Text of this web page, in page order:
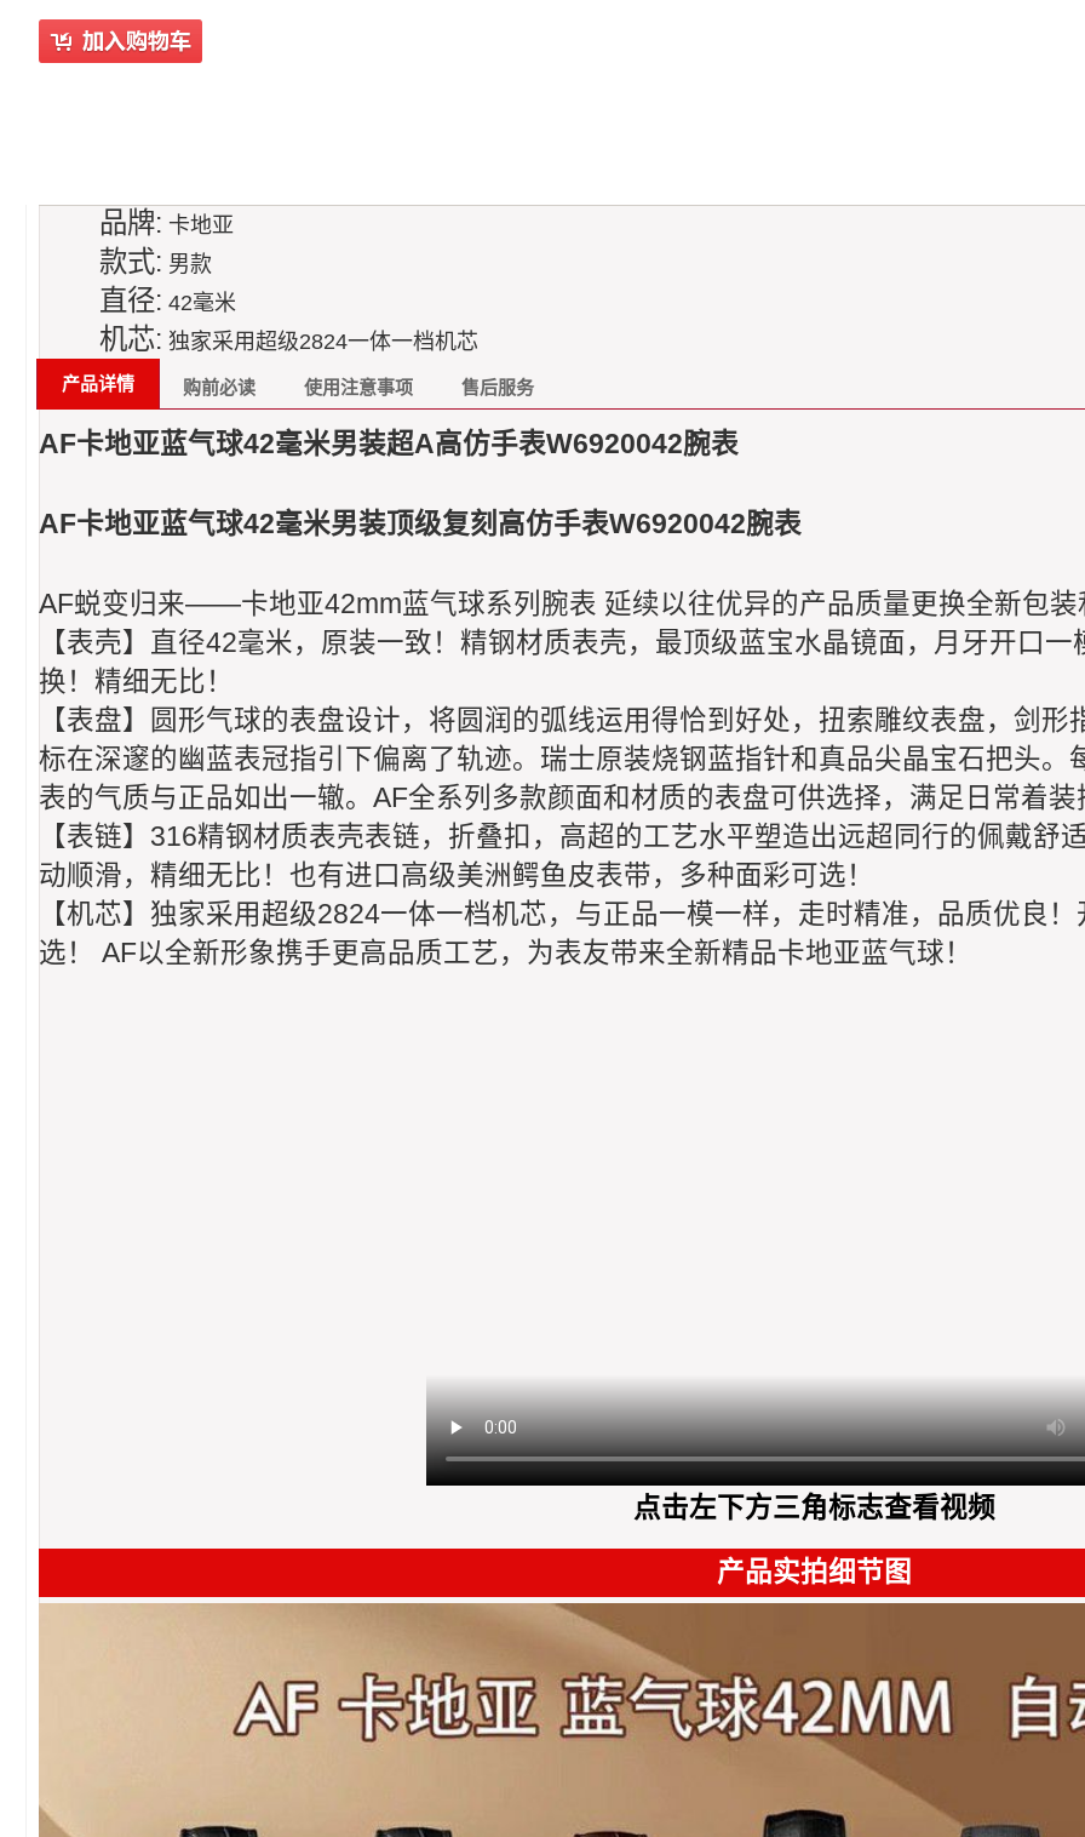
品牌: 卡地亚
款式: 男款
直径: 42毫米
机芯: 独家采用超级2824一体一档机芯
产品详情 购前必读 使用注意事项 售后服务
AF卡地亚蓝气球42毫米男装超A高仿手表W6920042腕表
AF卡地亚蓝气球42毫米男装顶级复刻高仿手表W6920042腕表
AF蜕变归来——卡地亚42mm蓝气球系列腕表 延续以往优异的产品质量更换全新包
【表壳】直径42毫米，原装一致！精钢材质表壳，最顶级蓝宝水晶镜面，月牙开口
换！精细无比！
【表盘】圆形气球的表盘设计，将圆润的弧线运用得恰到好处，扭索雕纹表盘，剑
标在深邃的幽蓝表冠指引下偏离了轨迹。瑞士原装烧钢蓝指针和真品尖晶宝石把头
表的气质与正品如出一辙。AF全系列多款颜面和材质的表盘可供选择，满足日常着装
【表链】316精钢材质表壳表链，折叠扣，高超的工艺水平塑造出远超同行的佩戴舒
动顺滑，精细无比！也有进口高级美洲鳄鱼皮表带，多种面彩可选！
【机芯】独家采用超级2824一体一档机芯，与正品一模一样，走时精准，品质优良
选！ AF以全新形象携手更高品质工艺，为表友带来全新精品卡地亚蓝气球！
点击左下方三角标志查看视频
产品实拍细节图